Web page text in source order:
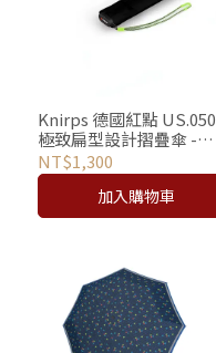
Knirps 德國紅點 US.050
極致扁型設計摺疊傘 -
NEON BLACK
NT$1,300
加入購物車